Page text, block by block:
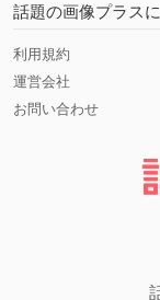
話題の画像プラス
利用規約
運営会社
お問い合わせ